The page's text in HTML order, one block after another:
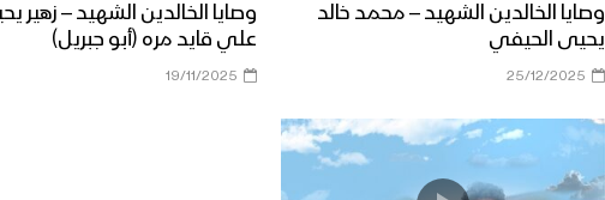
وصايا الخالدين الشهيد – محمد خالد
يحيى الحيفي
25/12/2025
وصايا الخالدين الشهيد – زهير
علي قايد مره (أبو جبريل)
19/11/2025